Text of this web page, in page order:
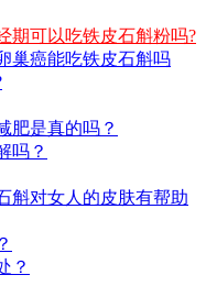
期可以吃铁皮石斛粉吗?
巢癌能吃铁皮石斛吗
肥是真的吗？
吗？
斛对女人的皮肤有帮助
？